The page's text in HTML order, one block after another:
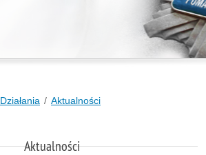
Działania Aktualności
Aktualności